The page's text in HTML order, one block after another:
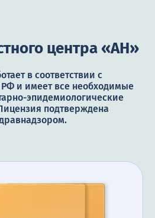
центра «АН»
в соответствии с
РФ и имеет все необходимые
эпидемиологические
подтверждена